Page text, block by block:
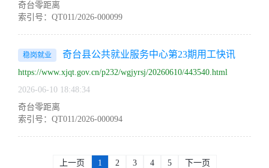
奇台零距离
索引号：QT011/2026-000099
稳岗就业 奇台县公共就业服务中心第23期用工快讯
https://www.xjqt.gov.cn/p232/wgjyrsj/20260610/443540.html
2026-06-10 18:48:34
奇台零距离
索引号：QT011/2026-000094
上一页 1 2 3 4 5
下一页